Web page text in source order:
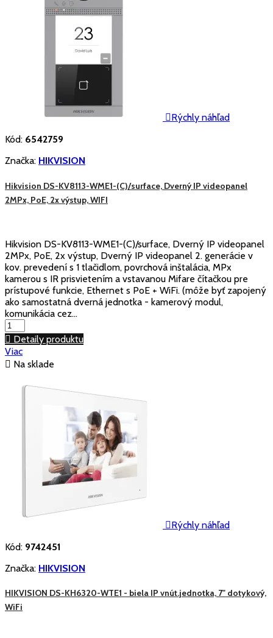
Rýchly náhľad
Kód: 6542759
Značka: HIKVISION
Hikvision DS-KV8113-WME1-(C)/surface, Dverný IP videopanel
2MPx, PoE, 2x výstup, WIFI
Hikvision DS-KV8113-WME1-(C)/surface, Dverný IP videopanel
2MPx, PoE, 2x výstup, Dverný IP videopanel 2. generácie v
kov. prevedení s 1 tlačidlom, povrchová inštalácia, MPx
kamerou s IR prisvietením a vstavanou Mifare čítačkou pre
prístupové funkcie, Ethernet s PoE + WiFi. (môže byť zapojený
ako samostatná dverná jednotka - kamerový modul,
komunikácia cez...
 Detaily produktu
Viac
 Na sklade
Rýchly náhľad
Kód: 9742451
Značka: HIKVISION
HIKVISION DS-KH6320-WTE1 - biela IP vnút.jednotka, 7" dotykový,
WiFi